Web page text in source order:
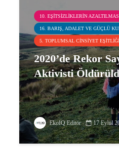
10. EŞITSIZLIKLERIN
16. BARIŞ, ADALET VE GÜÇLÜ
5. TOPLUMSAL CINSIYET EŞITLIĞI
2020’de Rekor
Aktivisti
EkoIQ Editör 17 Eylül